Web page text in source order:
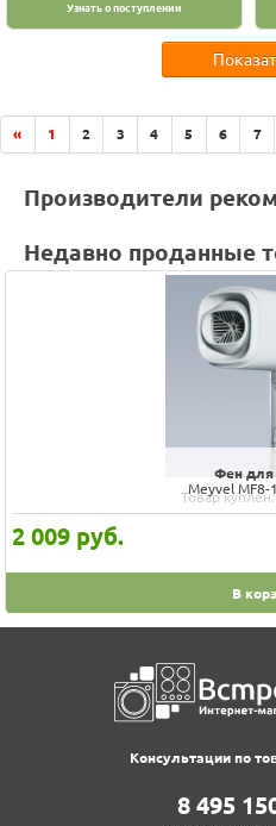
Узнать о поступлении
« 1 2 3 4 5 6 7
Производители
Недавно проданные
Фен для
Meyvel MF8-
Товар
2 009 руб.
В
Консультации по
8‍ 4‍9‍5‍